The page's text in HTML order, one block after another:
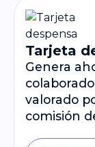
Tarjeta
Genera
valorado
comisión